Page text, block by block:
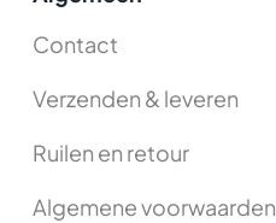
Contact
Verzenden & leveren
Ruilen en retour
Algemene voorwaarden